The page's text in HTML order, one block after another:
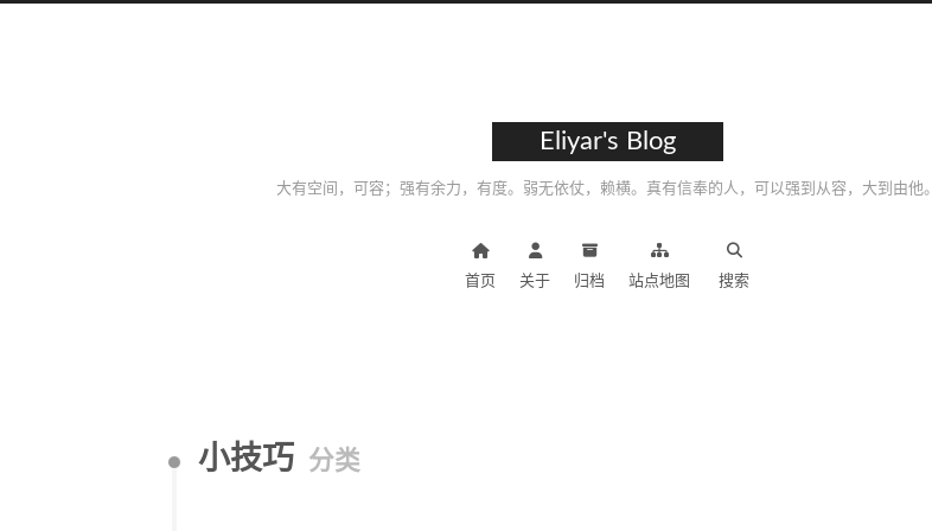
Eliyar's Blog
大有空间，可容；强有余力，有度。弱无依仗，赖横。真有信奉的人，可以强到从容，大到由他。
首页 关于 归档 站点地图 搜索
小技巧 分类